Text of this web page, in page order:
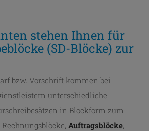
stehen Ihnen für
(SD-Blöcke) zur
bzw. Vorschrift kommen bei
unterschiedliche
in Blockform zum
Auftragsblöcke,